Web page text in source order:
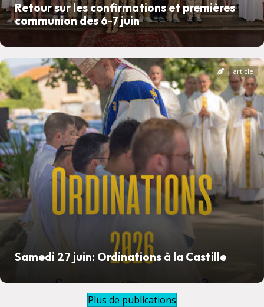
Retour sur les confirmations et premières
communion des 6-7 juin
Samedi 27 juin: Ordinations à la Castille
article
Plus de publications